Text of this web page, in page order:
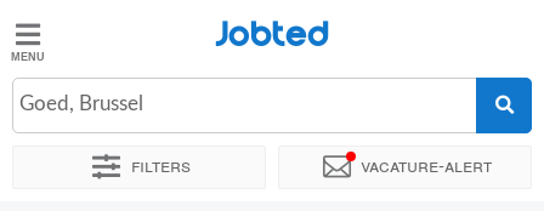
Jobted
Taal
Jobted
Goed, Brussel
Filters Vacature-alert